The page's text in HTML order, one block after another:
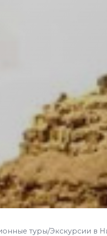
туры/Экскурсии в